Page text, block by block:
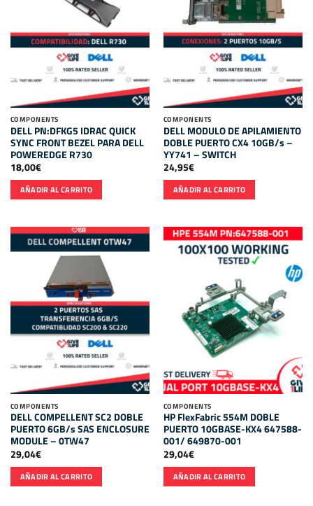
COMPONENTS
DELL PN:DFKG5 IDRAC QUICK
SYNC FRONT BEZEL PARA DELL
POWEREDGE R730
18,00€
AÑADIR AL CARRITO
COMPONENTS
DELL MODULO DE APILAMIENTO
DOBLE PUERTO CX4 10GB/s –
YY741 – SWITCH
24,95€
AÑADIR AL CARRITO
COMPONENTS
DELL COMPELLENT SC2 DOBLE
PUERTO 6GB/s SAS ENCLOSURE
MODULE – 0TW47
29,04€
AÑADIR AL CARRITO
COMPONENTS
HP FlexFabric 554M DOBLE
PUERTO 10GBASE-KX4 647588-
001/ 649870-001
29,04€
AÑADIR AL CARRITO